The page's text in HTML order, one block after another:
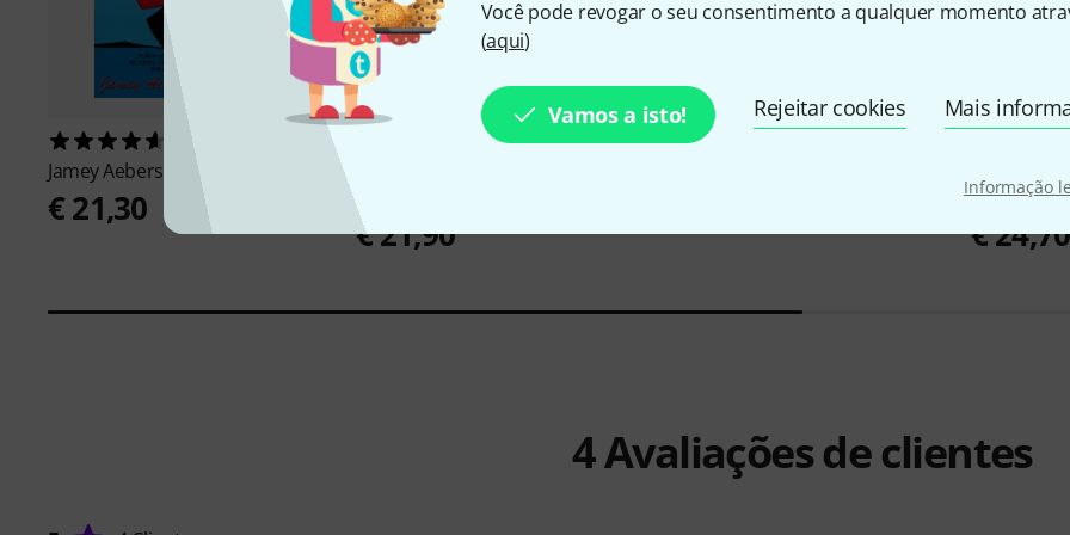
Você pode revogar o seu consentimento a qualquer momento
(aqui)
Vamos a isto! Rejeitar cookies Mais
Informação
Jamey Aebersold
€ 21,30
1
Along 13
€ 21,90
Hannibal Verlag
Most
€ 24,70
4Avaliações de clientes